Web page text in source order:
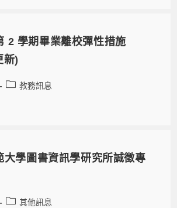
2 學期畢業離校彈性措施
新)
教務訊息
大學圖書資訊學研究所誠徵專
其他訊息